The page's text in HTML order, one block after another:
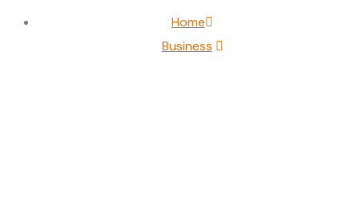
Home
Business